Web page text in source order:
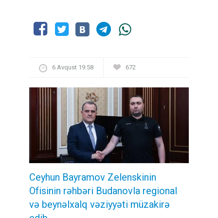
6 Avqust 19:58 672
Ceyhun Bayramov Zelenskinin
Ofisinin rəhbəri Budanovla regional
və beynəlxalq vəziyyəti müzakirə